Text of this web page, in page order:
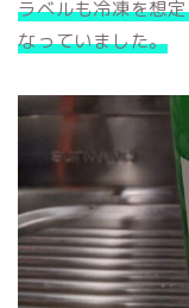
ラベルも冷凍を想
なっていました。